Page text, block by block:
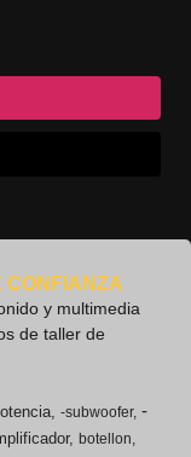
CONFIANZA
y multimedia
de taller de
-subwoofer -
botellon